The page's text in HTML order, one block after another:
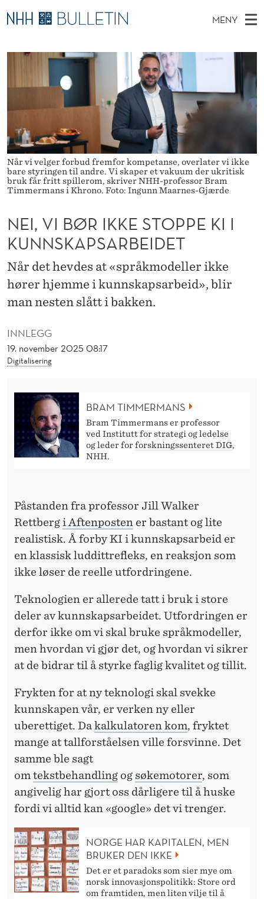
N
E
B
Ø
R
K
K
E
S
O
P
MENY
O
E
D
M
E
N
Y
Ø
S
D
E
T
Stipendiater og nye forskerprofiler
Disputaser
Ekspertutvalg
Om Bulletin
Når vi velger forbud fremfor kompetanse, overlater vi ikke
bare styringen til andre. Vi skaper et vakuum der ukritisk
bruk får fritt spillerom, skriver NHH-professor Bram
Timmermans i Khrono. Foto: Ingunn Maarnes-Gjærde
INNLEGG
19. november 2025 08:17
Digitalisering
NEI, VI BØR IKKE STOPPE KI I
KUNNSKAPSARBEIDET
Når det hevdes at «språkmodeller ikke
hører hjemme i kunnskapsarbeid», blir
man nesten slått i bakken.
BRAM TIMMERMANS
Bram Timmermans er professor
ved Institutt for strategi og ledelse
og leder forforskningssenteret DIG,
NHH.
Påstanden fra professor Jill Walker
Rettberg i Aftenposten er bastant og lite
realistisk. Å forby KI i kunnskapsarbeid er
en klassisk luddittrefleks, en reaksjon som
ikke løser de reelle utfordringene.
Teknologien er allerede tatt i bruk i store
deler av kunnskapsarbeidet. Utfordringen er
derfor ikke om vi skal bruke språkmodeller,
men hvordan vi gjør det, og hvordan vi sikrer
at de bidrar til å styrke faglig kvalitet og tillit.
Frykten for at ny teknologi skal svekke
kunnskapen vår, er verken ny eller
uberettiget. Dakalkulatoren kom, fryktet
mange at tallforståelsen ville forsvinne. Det
samme ble sagt
om tekstbehandling og søkemotorer, som
angivelig har gjort oss dårligere til å huske
fordi vi alltid kan «google» det vi trenger.
NORGE HAR KAPITALEN, MEN
BRUKER DEN IKKE
Det er et paradoks som sier mye om
norsk innovasjonspolitikk: Store ord
om framtiden, men liten vilje til å